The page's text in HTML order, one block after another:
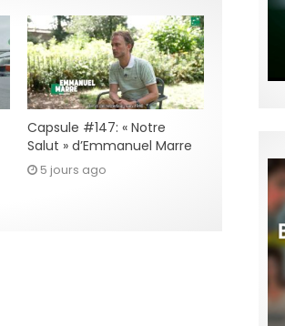
Capsule #147: « Notre
Salut » d’Emmanuel Marre
5 jours ago